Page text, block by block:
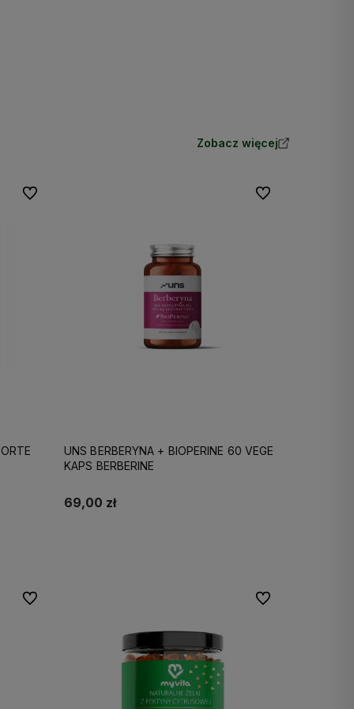
Zobacz więcej
Do ulubionych
UNS BERBERYNA + BIOPERINE 60 VEGE
KAPS BERBERINE
69,00 zł
Do ulubionych
Do ulubionych Do ulubionych